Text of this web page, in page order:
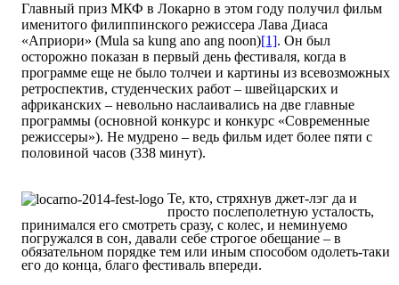
Главный приз МКФ в Локарно в этом году получил фильм
именитого филиппинского режиссера Лава Диаса
«Априори» (Mula sa kung ano ang noon)[1]. Он был
осторожно показан в первый день фестиваля, когда в
программе еще не было толчеи и картины из всевозможных
ретроспектив, студенческих работ – швейцарских и
африканских – невольно наслаивались на две главные
программы (основной конкурс и конкурс «Современные
режиссеры»). Не мудрено – ведь фильм идет более пяти с
половиной часов (338 минут).
Те, кто, стряхнув джет-лэг да и
просто послеполетную усталость,
принимался его смотреть сразу, с колес, и неминуемо
погружался в сон, давали себе строгое обещание – в
обязательном порядке тем или иным способом одолеть-таки
его до конца, благо фестиваль впереди.